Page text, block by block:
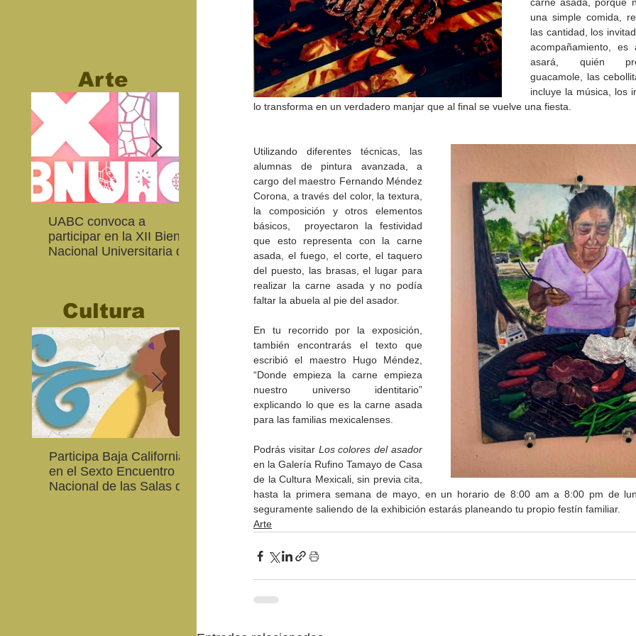
una simple comida,
las cantidad, los
acompañamiento, es
asará, quién
guacamole, las
incluye la música, los
lo transforma en un verdadero manjar que al final se vuelve una fiesta.
Utilizando diferentes técnicas, las
alumnas de pintura avanzada, a
cargo del maestro Fernando Méndez
Corona, a través del color, la textura,
la composición y otros elementos
básicos,  proyectaron la festividad
que esto representa con la carne
asada, el fuego, el corte, el taquero
del puesto, las brasas, el lugar para
realizar la carne asada y no podía
faltar la abuela al pie del asador.
En tu recorrido por la exposición,
también encontrarás el texto que
escribió el maestro Hugo Méndez,
“Donde empieza la carne empieza
nuestro universo identitario”
explicando lo que es la carne asada
para las familias mexicalenses.
Podrás visitar Los colores del asador
en la Galería Rufino Tamayo de Casa
de la Cultura Mexicali, sin previa cita,
hasta la primera semana de mayo, en un horario de 8:00 am a 8:00 pm de
seguramente saliendo de la exhibición estarás planeando tu propio festín familiar.
Arte
Arte
UABC convoca a
participar en la XII Bienal
Nacional Universitaria de
Abierta convocatoria de la
XIV Bienal de Fotografía
de Baja California
CETYS prepara la edición
2026 de la Feria de Arte
Internacional 'Sinergia'
Presenta Heras 'Una de
tantas'
Cultura
Participa Baja California
en el Sexto Encuentro
Nacional de las Salas de
Cultura BC invita a
integrarse a la Red
Estatal de Música 2026
Gobierno de Baja
California reconocerá a
guardianes del patrimonio
cultural